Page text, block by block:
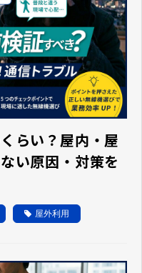
らい？屋内・屋
い原因・対策を
屋外利用